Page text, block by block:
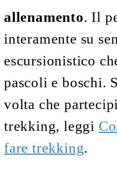
allenamento. Il
interamente su
escursionistico
pascoli e boschi.
volta che
trekking, leggi
fare trekking.